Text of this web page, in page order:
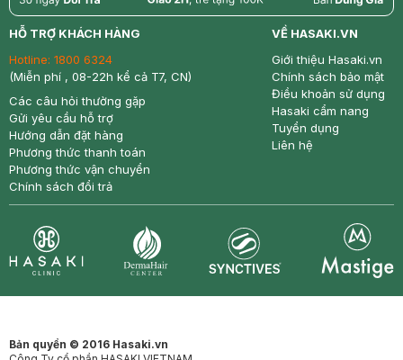
return nowfree price
HỖ TRỢ KHÁCH HÀNG
Hotline: 1800 6324
(Miễn phí , 08-22h kể cả T7, CN)
Các câu hỏi thường gặp
Gửi yêu cầu hỗ trợ
Hướng dẫn đặt hàng
Phương thức thanh toán
Phương thức vận chuyển
Chính sách đổi trả
VỀ HASAKI.VN
Giới thiệu Hasaki.vn
Chính sách bảo mật
Điều khoản sử dụng
Hasaki cẩm nang
Tuyển dụng
Liên hệ
Bản quyền © 2016 Hasaki.vn